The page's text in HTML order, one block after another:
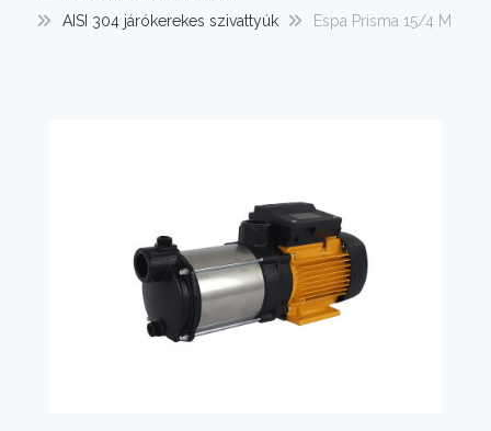
AISI 304 járókerekes szivattyúk
Espa Prisma 15/4 M